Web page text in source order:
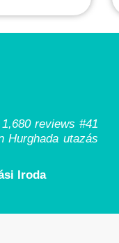
reviews #41
Hurghada utazás
Iroda